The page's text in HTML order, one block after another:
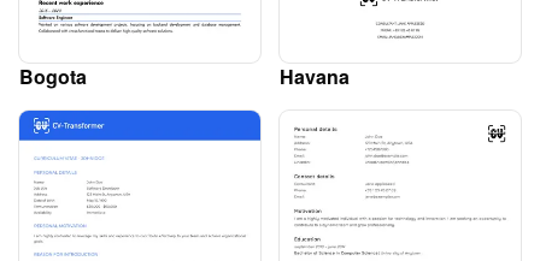
Bogota Havana